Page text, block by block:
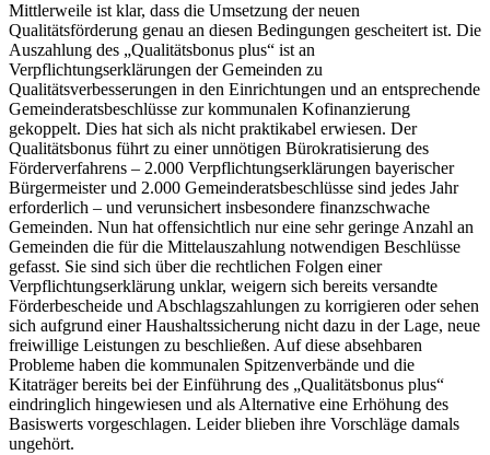
Mittlerweile ist klar, dass die Umsetzung der neuen
Qualitätsförderung genau an diesen Bedingungen gescheitert ist. Die
Auszahlung des „Qualitätsbonus plus“ ist an
Verpflichtungserklärungen der Gemeinden zu
Qualitätsverbesserungen in den Einrichtungen und an entsprechende
Gemeinderatsbeschlüsse zur kommunalen Kofinanzierung
gekoppelt. Dies hat sich als nicht praktikabel erwiesen. Der
Qualitätsbonus führt zu einer unnötigen Bürokratisierung des
Förderverfahrens – 2.000 Verpflichtungserklärungen bayerischer
Bürgermeister und 2.000 Gemeinderatsbeschlüsse sind jedes Jahr
erforderlich – und verunsichert insbesondere finanzschwache
Gemeinden. Nun hat offensichtlich nur eine sehr geringe Anzahl an
Gemeinden die für die Mittelauszahlung notwendigen Beschlüsse
gefasst. Sie sind sich über die rechtlichen Folgen einer
Verpflichtungserklärung unklar, weigern sich bereits versandte
Förderbescheide und Abschlagszahlungen zu korrigieren oder sehen
sich aufgrund einer Haushaltssicherung nicht dazu in der Lage, neue
freiwillige Leistungen zu beschließen. Auf diese absehbaren
Probleme haben die kommunalen Spitzenverbände und die
Kitaträger bereits bei der Einführung des „Qualitätsbonus plus“
eindringlich hingewiesen und als Alternative eine Erhöhung des
Basiswerts vorgeschlagen. Leider blieben ihre Vorschläge damals
ungehört.